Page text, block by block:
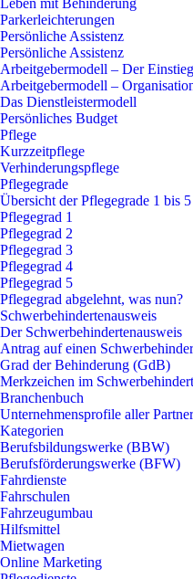
Leben mit Behinderung
Parkerleichterungen
Persönliche Assistenz
Persönliche Assistenz
Arbeitgebermodell – Der Einstieg
Arbeitgebermodell –
Das Dienstleistermodell
Persönliches Budget
Pflege
Kurzzeitpflege
Verhinderungspflege
Pflegegrade
Übersicht der Pflegegrade 1 bis 5
Pflegegrad 1
Pflegegrad 2
Pflegegrad 3
Pflegegrad 4
Pflegegrad 5
Pflegegrad abgelehnt, was nun?
Schwerbehindertenausweis
Der Schwerbehindertenausweis
Antrag auf einen
Grad der Behinderung (GdB)
Merkzeichen im
Branchenbuch
Unternehmensprofile aller Partner
Kategorien
Berufsbildungswerke (BBW)
Berufsförderungswerke (BFW)
Fahrdienste
Fahrschulen
Fahrzeugumbau
Hilfsmittel
Mietwagen
Online Marketing